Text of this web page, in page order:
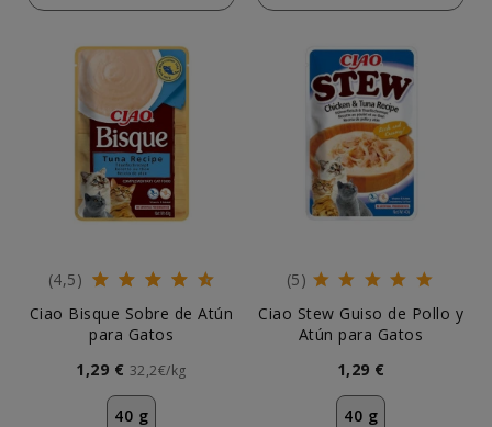
(4,5)
Ciao Bisque Sobre de Atún
para Gatos
1,29 € 32,2€/kg
40 g
(5)
Ciao Stew Guiso de Pollo y
Atún para Gatos
1,29 €
40 g